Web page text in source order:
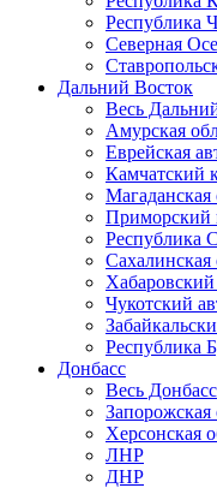
Республика
Северная
Дальний Восток
Весь
Амурская
Еврейская
Камчатский
Магаданская
Приморский
Республика
Сахалинская
Чукотский
Республика
Донбасс
Весь Донбасс
Запорожская
Херсонская
ЛНР
ДНР